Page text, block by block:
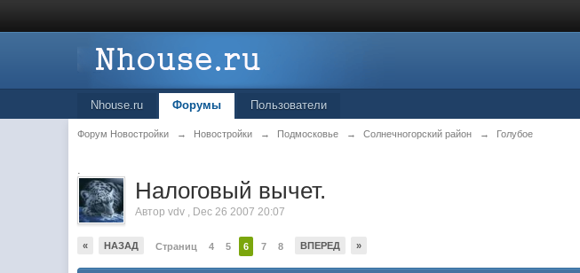
Nhouse.ru Форумы Пользователи
Форум Новостройки → Новостройки → Подмосковье → Солнечногорский район → Голубое
.
Налоговый вычет.
Авторvdv , Dec 26 2007 20:07
« НАЗАД Страниц 4 5 6 7 8 ВПЕРЕД »